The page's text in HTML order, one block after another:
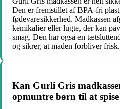
Den er fremstillet af BPA-fri
fødevaresikkerhed. Madkassen
kemikalier eller lugte, der kan
smag. Den har også en
og sikrer, at maden forbliver frisk.
Kan Gurli Gris
opmuntre børn til at spise